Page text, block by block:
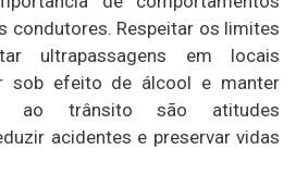
condutores. Respeitar os limites
ultrapassagens em locais
sob efeito de álcool e manter
ao trânsito são atitudes
acidentes e preservar vidas